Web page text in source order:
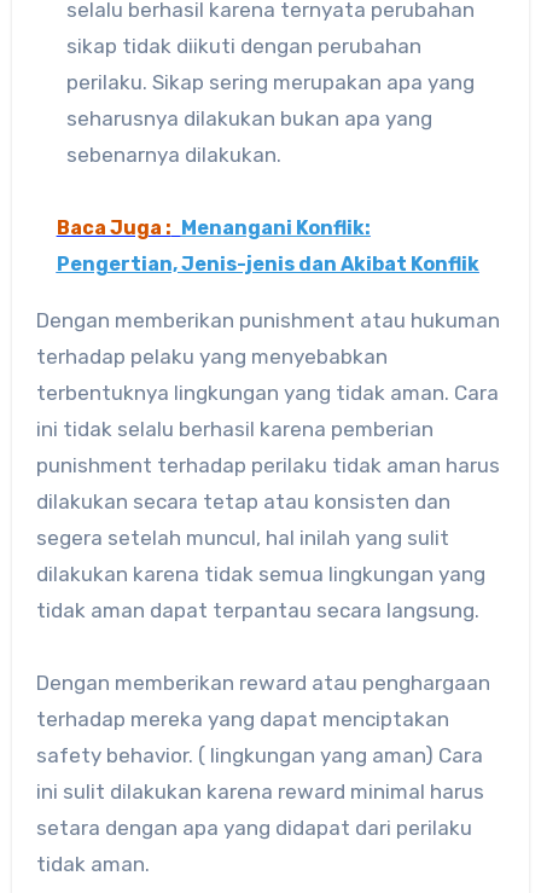
selalu berhasil karena ternyata perubahan
sikap tidak diikuti dengan perubahan
perilaku. Sikap sering merupakan apa yang
seharusnya dilakukan bukan apa yang
sebenarnya dilakukan.
Baca Juga : Menangani Konflik:
Pengertian, Jenis-jenis dan Akibat Konflik
Dengan memberikan punishment atau hukuman
terhadap pelaku yang menyebabkan
terbentuknya lingkungan yang tidak aman. Cara
ini tidak selalu berhasil karena pemberian
punishment terhadap perilaku tidak aman harus
dilakukan secara tetap atau konsisten dan
segera setelah muncul, hal inilah yang sulit
dilakukan karena tidak semua lingkungan yang
tidak aman dapat terpantau secara langsung.
Dengan memberikan reward atau penghargaan
terhadap mereka yang dapat menciptakan
safety behavior. ( lingkungan yang aman) Cara
ini sulit dilakukan karena reward minimal harus
setara dengan apa yang didapat dari perilaku
tidak aman.